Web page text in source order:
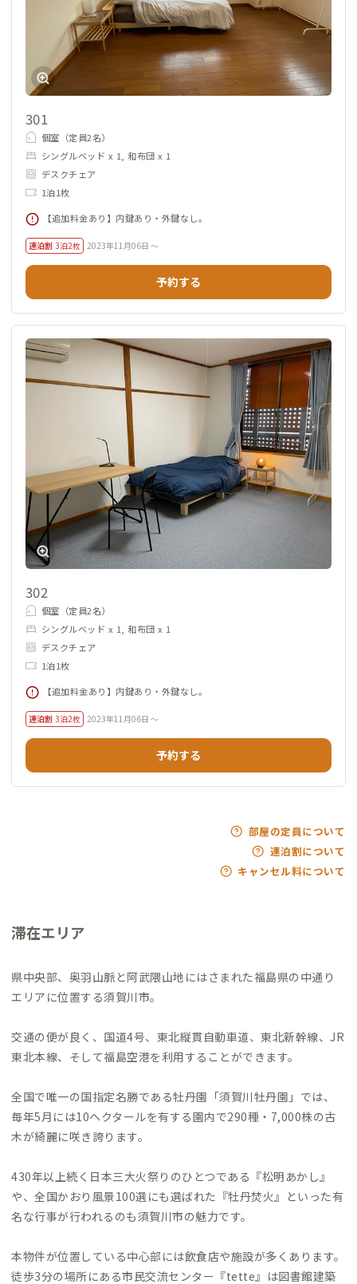
301
個室（定員2名）
シングルベッド x 1, 和布団 x 1
デスクチェア
1泊1枚
【追加料金あり】内鍵あり・外鍵なし。
連泊割 3泊2枚 2023年11月06日 ～
予約する
302
個室（定員2名）
シングルベッド x 1, 和布団 x 1
デスクチェア
1泊1枚
【追加料金あり】内鍵あり・外鍵なし。
連泊割 3泊2枚 2023年11月06日 ～
予約する
部屋の定員について
連泊割について
キャンセル料について
滞在エリア
県中央部、奥羽山脈と阿武隈山地にはさまれた福島県の中通り
エリアに位置する須賀川市。
交通の便が良く、国道4号、東北縦貫自動車道、東北新幹線、JR
東北本線、そして福島空港を利用することができます。
全国で唯一の国指定名勝である牡丹園「須賀川牡丹園」では、
毎年5月には10ヘクタールを有する園内で290種・7,000株の古
木が綺麗に咲き誇ります。
430年以上続く日本三大火祭りのひとつである『松明あかし』
や、全国かおり風景100選にも選ばれた『牡丹焚火』といった有
名な行事が行われるのも須賀川市の魅力です。
本物件が位置している中心部には飲食店や施設が多くあります。
徒歩3分の場所にある市民交流センター『tette』は図書館建築